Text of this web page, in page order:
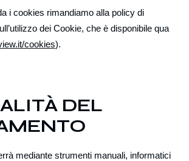
i cookies rimandiamo alla policy di
dei Cookie, che è disponibile qua
cookies).
DEL
mediante strumenti manuali, informatici